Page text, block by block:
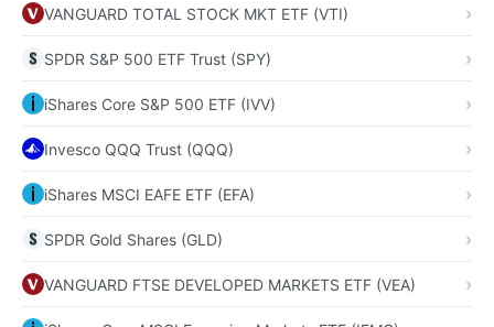
VANGUARD TOTAL STOCK MKT ETF (VTI)
SPDR S&P 500 ETF Trust (SPY)
iShares Core S&P 500 ETF (IVV)
Invesco QQQ Trust (QQQ)
iShares MSCI EAFE ETF (EFA)
SPDR Gold Shares (GLD)
VANGUARD FTSE DEVELOPED MARKETS ETF (VEA)